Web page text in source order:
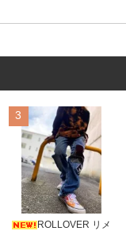
3
ROLLOVER リメ